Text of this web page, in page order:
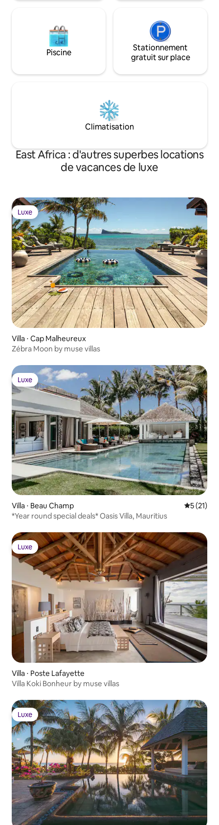
Piscine
Stationnement
gratuit sur place
Climatisation
East Africa : d'autres superbes locations
de vacances de luxe
Luxe
Luxe
Villa ⋅ Cap Malheureux
Zébra Moon by muse villas
Luxe
Luxe
Villa ⋅ Beau Champ
5 (21)
*Year round special deals* Oasis Villa, Mauritius
Luxe
Luxe
Villa ⋅ Poste Lafayette
Villa Koki Bonheur by muse villas
Luxe
Luxe